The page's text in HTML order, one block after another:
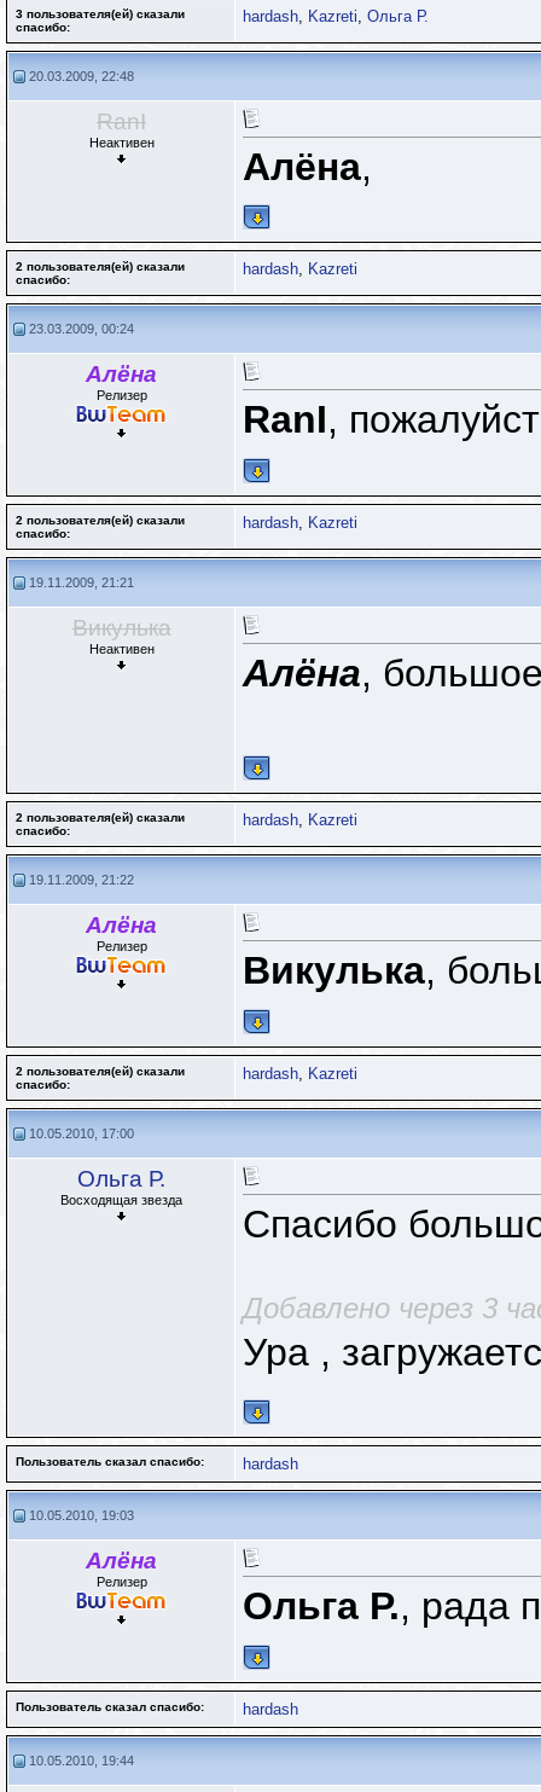
3 пользователя(ей) сказали
cпасибо:
hardash, Kazreti, Ольга Р.
20.03.2009, 22:48
RanI
Неактивен
Алёна,
2 пользователя(ей) сказали
cпасибо:
hardash, Kazreti
23.03.2009, 00:24
Алёна
Релизер
RanI,
2 пользователя(ей) сказали
cпасибо:
hardash, Kazreti
19.11.2009, 21:21
Викулька
Неактивен
Алёна,
2 пользователя(ей) сказали
cпасибо:
hardash, Kazreti
19.11.2009, 21:22
Алёна
Релизер
Викулька,
2 пользователя(ей) сказали
cпасибо:
hardash, Kazreti
10.05.2010, 17:00
Ольга Р.
Восходящая звезда
Спасибо
Добавлено через 3
Ура ,
Пользователь сказал cпасибо: hardash
10.05.2010, 19:03
Алёна
Релизер
Ольга Р., рада
Пользователь сказал cпасибо: hardash
10.05.2010, 19:44